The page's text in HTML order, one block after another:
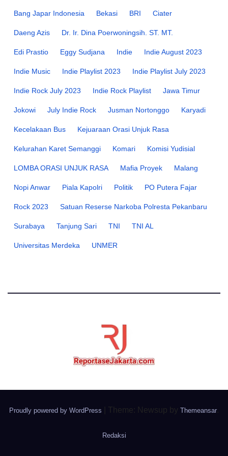
Bang Japar Indonesia Bekasi BRI Ciater
Daeng Azis Dr. Ir. Dina Poerwoningsih. ST. MT.
Edi Prastio Eggy Sudjana Indie Indie August 2023
Indie Music Indie Playlist 2023 Indie Playlist July 2023
Indie Rock July 2023 Indie Rock Playlist Jawa Timur
Jokowi July Indie Rock Jusman Nortonggo Karyadi
Kecelakaan Bus Kejuaraan Orasi Unjuk Rasa
Kelurahan Karet Semanggi Komari Komisi Yudisial
LOMBA ORASI UNJUK RASA Mafia Proyek Malang
Nopi Anwar Piala Kapolri Politik PO Putera Fajar
Rock 2023 Satuan Reserse Narkoba Polresta Pekanbaru
Surabaya Tanjung Sari TNI TNI AL
Universitas Merdeka UNMER
Proudly powered by WordPress Theme: Newsup by Themeansar.
Redaksi